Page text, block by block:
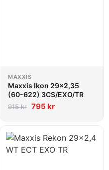
MAXXIS
Maxxis Ikon 29x2,35
(60-622) 3CS/EXO/TR
915kr 795 kr